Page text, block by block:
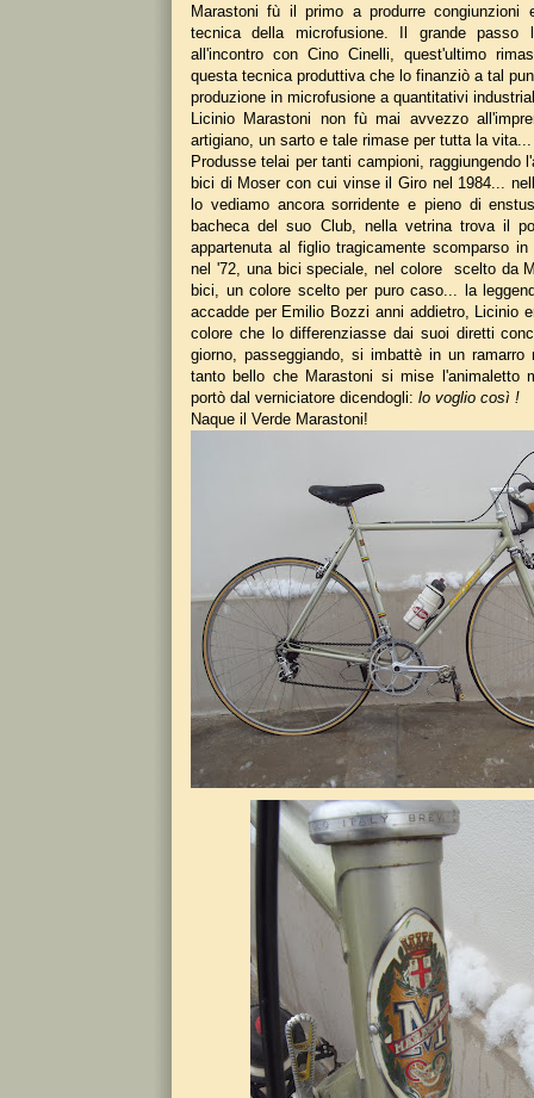
Marastoni fù il primo a produrre congiunzioni
tecnica della microfusione. Il grande
all'incontro con Cino Cinelli, quest'ultimo
questa tecnica produttiva che lo finanziò a tal
produzione in microfusione a quantitativi
Licinio Marastoni non fù mai avvezzo
artigiano, un sarto e tale rimase per tutta la
Produsse telai per tanti campioni, raggiungendo
bici di Moser con cui vinse il Giro nel 1984...
lo vediamo ancora sorridente e pieno di
bacheca del suo Club, nella vetrina trova il
appartenuta al figlio tragicamente scomparso
nel '72, una bici speciale, nel colore scelto da
bici, un colore scelto per puro caso... la
accadde per Emilio Bozzi anni addietro, Licinio
colore che lo differenziasse dai suoi diretti
giorno, passeggiando, si imbattè in un ramarro
tanto bello che Marastoni si mise l'animaletto
portò dal verniciatore dicendogli: lo voglio così !
Naque il Verde Marastoni!